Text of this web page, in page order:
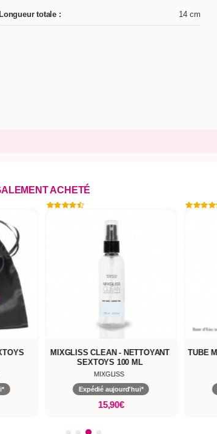
totale : 14 cm
ACHETÉ
MIXGLISS CLEAN - NETTOYANT
SEXTOYS 100 ML
MIXGLISS
Expédié aujourd'hui*
15,90€
TUBE